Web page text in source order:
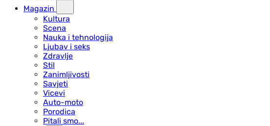
Magazin
Kultura
Scena
Nauka i tehnologija
Ljubav i seks
Zdravlje
Stil
Zanimljivosti
Savjeti
Vicevi
Auto-moto
Porodica
Pitali smo...